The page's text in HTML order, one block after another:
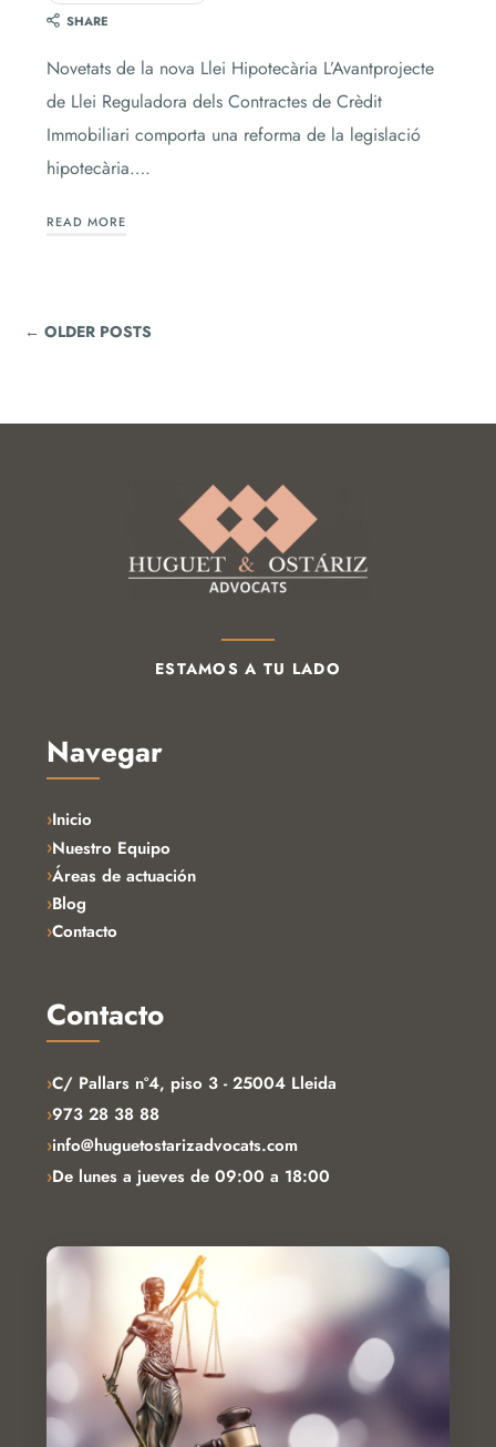
SHARE
Novetats de la nova Llei Hipotecària L’Avantprojecte
de Llei Reguladora dels Contractes de Crèdit
Immobiliari comporta una reforma de la legislació
hipotecària….
READ MORE
← OLDER POSTS
ESTAMOS A TU LADO
Navegar
Inicio
Nuestro Equipo
Áreas de actuación
Blog
Contacto
Contacto
›C/ Pallars nº4, piso 3 - 25004 Lleida
›973 28 38 88
›info@huguetostarizadvocats.com
›De lunes a jueves de 09:00 a 18:00